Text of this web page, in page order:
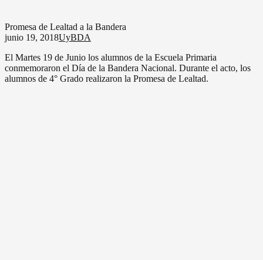
Promesa de Lealtad a la Bandera
junio 19, 2018UyBDA
El Martes 19 de Junio los alumnos de la Escuela Primaria
conmemoraron el Día de la Bandera Nacional. Durante el acto, los
alumnos de 4° Grado realizaron la Promesa de Lealtad.